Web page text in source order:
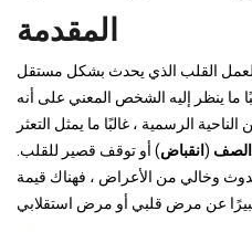
المقدمة
لعمل القلب الذي يحدث بشكل مستقل
ما ينظر إليه الشخص المعني على أنه
الناحية الرسمية ، غالبًا ما يمثل التعثر
( انقباض) أو توقف قصير للقلب.
وخالي من الأعراض ، فهناك قيمة